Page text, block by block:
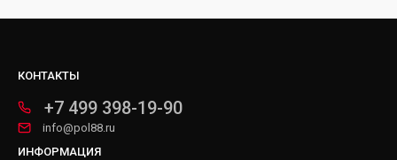
КОНТАКТЫ
+7 499 398-19-90
info@pol88.ru
ИНФОРМАЦИЯ